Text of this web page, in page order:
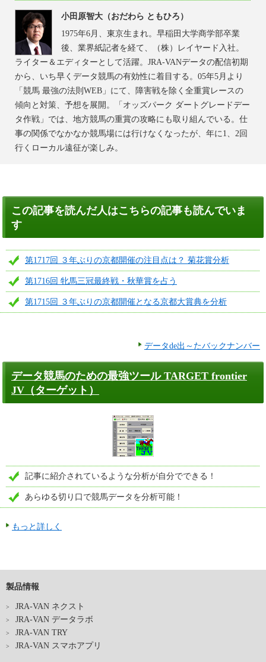
小田原智大（おだわら ともひろ）
1975年6月、東京生まれ。早稲田大学商学部卒業
後、業界紙記者を経て、（株）レイヤード入社。
ライター＆エディターとして活躍。JRA-VANデータの配信初期
から、いち早くデータ競馬の有効性に着目する。05年5月より
「競馬 最強の法則WEB」にて、障害戦を除く全重賞レースの
傾向と対策、予想を展開。「オッズパーク ダートグレードデー
タ作戦」では、地方競馬の重賞の攻略にも取り組んでいる。仕
事の関係でなかなか競馬場には行けなくなったが、年に1、2回
行くローカル遠征が楽しみ。
この記事を読んだ人はこちらの記事も読んでいま
す
第1717回 ３年ぶりの京都開催の注目点は？ 菊花賞分析
第1716回 牝馬三冠最終戦・秋華賞を占う
第1715回 ３年ぶりの京都開催となる京都大賞典を分析
データde出～たバックナンバー
データ競馬のための最強ツール TARGET frontier
JV（ターゲット）
記事に紹介されているような分析が自分でできる！
あらゆる切り口で競馬データを分析可能！
もっと詳しく
製品情報
JRA-VAN ネクスト
JRA-VAN データラボ
JRA-VAN TRY
JRA-VAN スマホアプリ